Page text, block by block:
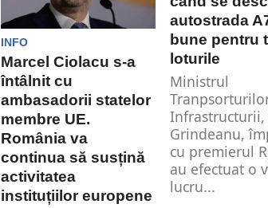
INFO
Marcel Ciolacu s-a
întâlnit cu
ambasadorii statelor
membre UE.
România va
continua să susțină
activitatea
instituțiilor europene
autostrada
bune pentru
loturile
Ministrul
Infrastructurii,
Grindeanu,
cu premierul
au efectuat o
lucru...